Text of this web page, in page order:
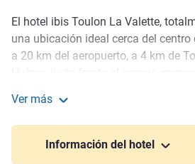
Descripción
El hotel ibis Toulon La Valette,
una ubicación ideal cerca del centro
a 20 km del aeropuerto, a 4 km de
cama Sweet Bed by ibis y WIFI
hotel, Baieta, bar, 4 salas de
aparcamiento gratuito a su
Ver más
Información del hotel